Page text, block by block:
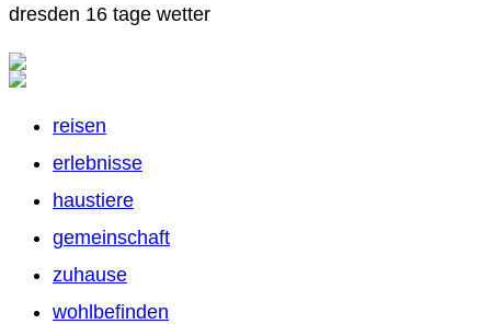
dresden 16 tage wetter
reisen
erlebnisse
haustiere
gemeinschaft
zuhause
wohlbefinden